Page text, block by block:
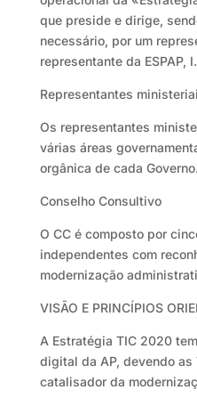
que preside e dirige,
necessário, por um
representante da ESPAP,
Representantes
Os representantes
várias áreas
orgânica de cada Governo.
Conselho Consultivo
O CC é composto por
independentes com
modernização
VISÃO E PRINCÍPIOS
A Estratégia TIC 2020
digital da AP, devendo as
catalisador da